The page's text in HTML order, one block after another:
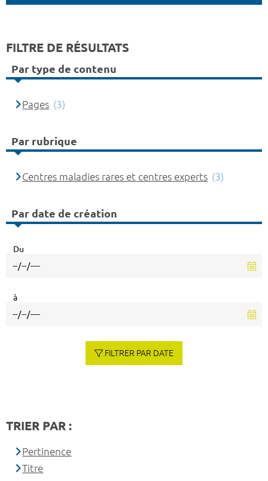
FILTRE DE RÉSULTATS
Par type de contenu
Pages (3)
Par rubrique
Centres maladies rares et centres experts (3)
Par date de création
Du
à
FILTRER PAR DATE
TRIER PAR :
Pertinence
Titre